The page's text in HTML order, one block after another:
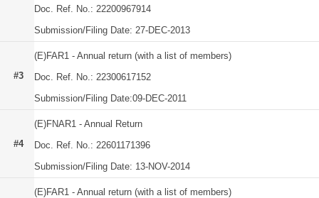
Doc. Ref. No.: 22200967914
Submission/Filing Date: 27-DEC-2013
#3
(E)FAR1 - Annual return (with a list of members)
Doc. Ref. No.: 22300617152
Submission/Filing Date:09-DEC-2011
#4
(E)FNAR1 - Annual Return
Doc. Ref. No.: 22601171396
Submission/Filing Date: 13-NOV-2014
(E)FAR1 - Annual return (with a list of members)